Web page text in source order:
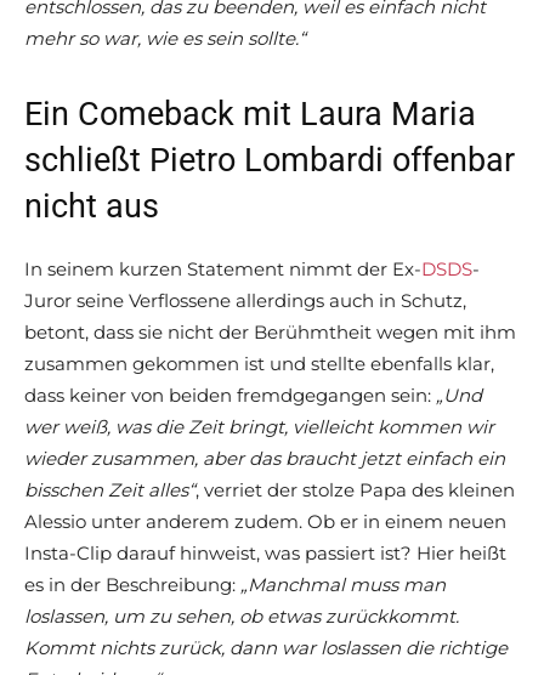
entschlossen, das zu beenden, weil es einfach nicht
mehr so war, wie es sein sollte.“
Ein Comeback mit Laura Maria
schließt Pietro Lombardi offenbar
nicht aus
In seinem kurzen Statement nimmt der Ex-DSDS-
Juror seine Verflossene allerdings auch in Schutz,
betont, dass sie nicht der Berühmtheit wegen mit ihm
zusammen gekommen ist und stellte ebenfalls klar,
dass keiner von beiden fremdgegangen sein: „Und
wer weiß, was die Zeit bringt, vielleicht kommen wir
wieder zusammen, aber das braucht jetzt einfach ein
bisschen Zeit alles“, verriet der stolze Papa des kleinen
Alessio unter anderem zudem. Ob er in einem neuen
Insta-Clip darauf hinweist, was passiert ist? Hier heißt
es in der Beschreibung: „Manchmal muss man
loslassen, um zu sehen, ob etwas zurückkommt.
Kommt nichts zurück, dann war loslassen die richtige